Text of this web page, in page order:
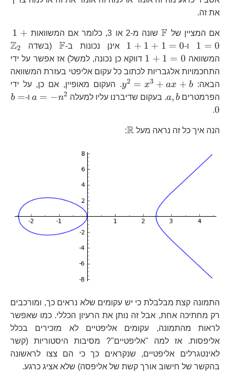
את זה.
אם המציין של \mathbb{F} Fשונה מ-2 או 3, כלומר אם המשוואות 1 +
1 = 0 ו- 1+1+1=0
1 + 1 + 1 = 0 אינן נכונות ב- \mathbb{F}
F (בשדה Z2
המשוואה 1+1=0 1 + 1 = 0
דווקא כן נכונה, למשל) אז אפשר על ידי
התחכמויות אלגבריות לכתוב כל עקום אליפטי בעזרת המשוואה
הבאה:y^{2}=x^{3}+ax+b
y2 = x3 + ax + b
. העקום מאופיין, אם כן, על ידי
הפרמטרים
a,b a, b . בעקום שדיברנו עליו למעלה
a=-
n^{2}
a = −n2 ו- b =
0
.
הנה איך כל זה נראה מעל\mathbb{R}
R
:
התמונה קצת מבלבלת כי יש עקומים שלא נראים כך, ומורכבים
רק מחתיכה אחת, אבל זה נותן את הרעיון הכללי. כמו שאפשר
לראות מהתמונה, עקומים אליפטיים לא מזכירים בכלל
אליפסות. אז למה "אליפטיים"? מסיבות היסטוריות (קשר
לאינטגרלים אליפטיים, שנקראים כך כי הם צצו לראשונה
בהקשר של חישוב אורך קשת של אליפסה) שלא אציג כרגע.